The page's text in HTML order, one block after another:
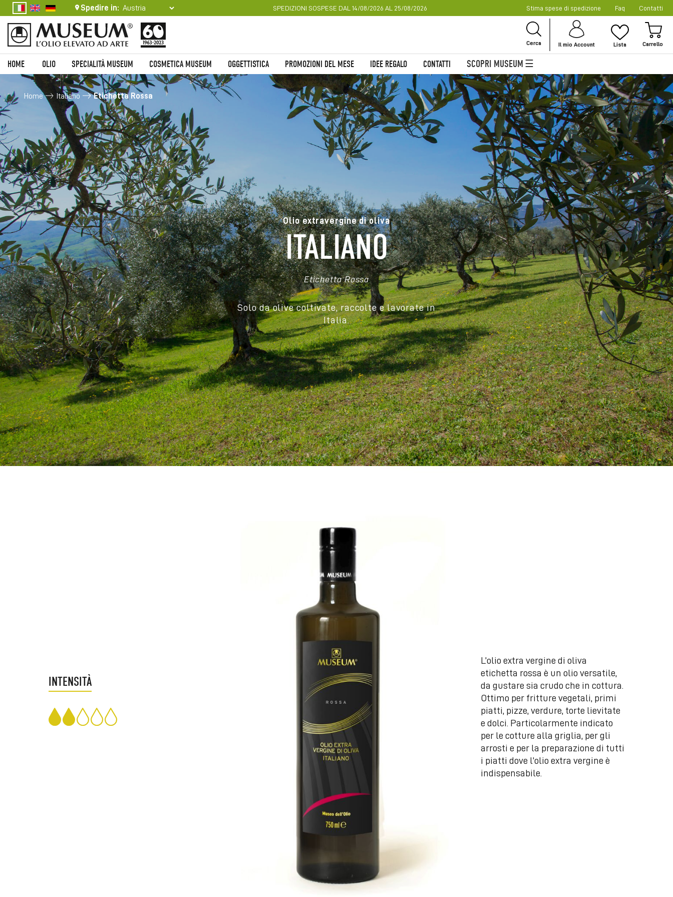
Spedire in: SPEDIZIONI SOSPESE DAL 14/08/2026 AL 25/08/2026 Stima spese di spedizione Faq Contatti
Cerca Il mio Account Lista
HOME OLIO SPECIALITÀ MUSEUM COSMETICA MUSEUM OGGETTISTICA PROMOZIONI DEL MESE IDEE REGALO CONTATTI SCOPRI MUSEUM
Home Italiano Etichetta Rossa
Olio extravergine di oliva
ITALIANO
Etichetta Rossa
Solo da olive coltivate, raccolte e lavorate in
Italia.
INTENSITÀ
L’olio extra vergine di oliva
etichetta rossa è un olio versatile,
da gustare sia crudo che in cottura.
Ottimo per fritture vegetali, primi
piatti, pizze, verdure, torte lievitate
e dolci. Particolarmente indicato
per le cotture alla griglia, per gli
arrosti e per la preparazione di tutti
i piatti dove l’olio extra vergine è
indispensabile.